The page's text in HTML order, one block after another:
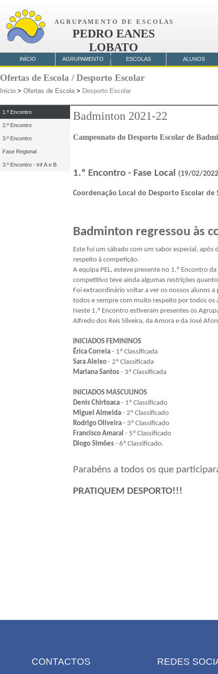
A G R U P A M E N T O D E E S C O L A S
PEDRO EANES
LOBATO
AMORA
Início > Ofertas de Escola > Desporto Escolar
Badminton 2021-22
Ofertas de Escola / Desporto Escolar
Campeonato do Desporto Escolar de
1.º Encontro - Fase Local (19/02/
Coordenação Local do Desporto Escolar de
Badminton regressou às
Este foi um sábado com um sabor especial,
respeito à competição.
A equipa PEL, esteve presente no 1.º Encontro
competitivo teve ainda algumas restrições
Foi extraordinário voltar a ver os nossos alunos
todos e sempre com muito respeito por todos os
Neste 1.º Encontro estiveram presentes os
Alfredo dos Reis Silveira, da Amora e da José
INICIADOS FEMININOS
Érica Correia - 1ª Classificada
Sara Aleixo - 2ª Classificada
Mariana Santos - 3ª Classificada
INICIADOS MASCULINOS
Denis Chirtoaca - 1º Classificado
Miguel Almeida - 2º Classificado
Rodrigo Oliveira - 3º Classificado
Francisco Amaral - 5º Classificado
Diogo Simões - 6º Classificado.
Parabéns a todos os que
PRATIQUEM DESPORTO!!!
1.º Encontro
2.º Encontro
3.º Encontro
Fase Regional
3.º Encontro - Inf A e B
INÍCIO AGRUPAMENTO ESCOLAS ALUNOS
CONTACTOS REDES